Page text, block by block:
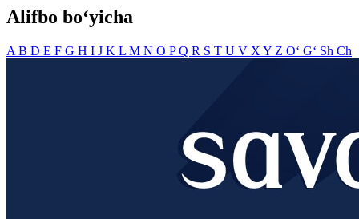
Alifbo bo‘yicha
A B D E F G H I J K L M N O PQ R S T U V X Y Z O‘ G‘ Sh Ch